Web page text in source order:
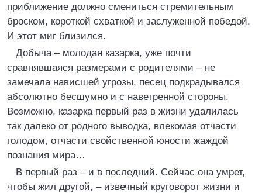
приближение должно смениться стремительным
броском, короткой схваткой и заслуженной победой.
И этот миг близился.
Добыча – молодая казарка, уже почти
сравнявшаяся размерами с родителями – не
замечала нависшей угрозы, песец подкрадывался
абсолютно бесшумно и с наветренной стороны.
Возможно, казарка первый раз в жизни удалилась
так далеко от родного выводка, влекомая отчасти
голодом, отчасти свойственной юности жаждой
познания мира…
В первый раз – и в последний. Сейчас она умрет,
чтобы жил другой, – извечный круговорот жизни и